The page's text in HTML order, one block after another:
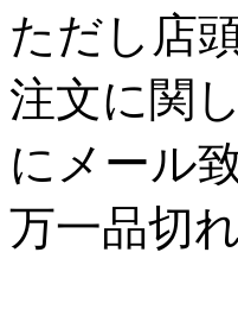
ただし店
注文に関
にメール
万一品切